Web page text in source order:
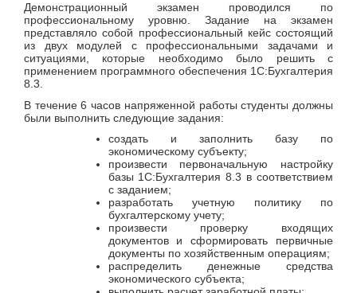
Демонстрационный экзамен проводился по
профессиональному уровню. Задание на экзамен
представляло собой профессиональный кейс состоящий
из двух модулей с профессиональными задачами и
ситуациями, которые необходимо было решить с
применением программного обеспечения 1С:Бухгалтерия
8.3.
В течение 6 часов напряженной работы студенты должны
были выполнить следующие задания:
создать и заполнить базу по
экономическому субъекту;
произвести первоначальную настройку
базы 1С:Бухгалтерия 8.3 в соответствием
с заданием;
разработать учетную политику по
бухгалтерскому учету;
произвести проверку входящих
документов и сформировать первичные
документы по хозяйственным операциям;
распределить денежные средства
экономического субъекта;